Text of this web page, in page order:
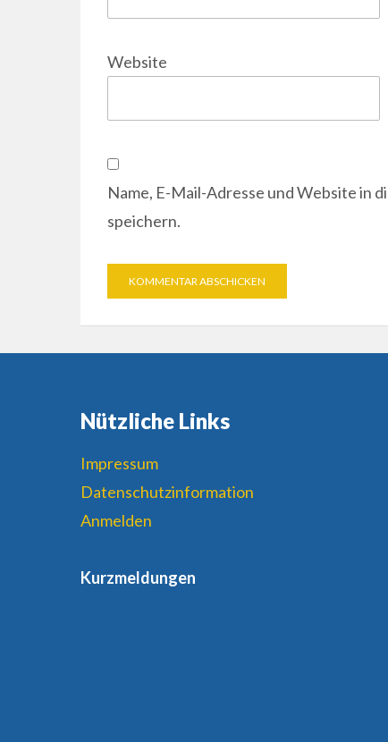
Website
Name, E-Mail-Adresse und Website in
speichern.
Nützliche Links
Impressum
Datenschutzinformation
Anmelden
Kurzmeldungen